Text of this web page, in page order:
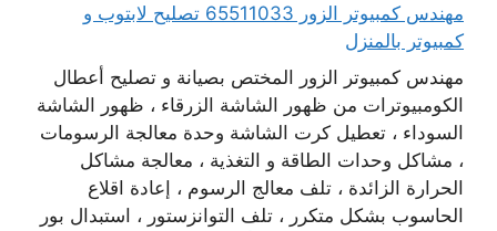
مهندس كمبيوتر الزور 65511033 تصليح لابتوب و
كمبيوتر بالمنزل
مهندس كمبيوتر الزور المختص بصيانة و تصليح أعطال
الكومبيوترات من ظهور الشاشة الزرقاء ، ظهور الشاشة
السوداء ، تعطيل كرت الشاشة وحدة معالجة الرسومات
، مشاكل وحدات الطاقة و التغذية ، معالجة مشاكل
الحرارة الزائدة ، تلف معالج الرسوم ، إعادة اقلاع
الحاسوب بشكل متكرر ، تلف التوانزستور ، استبدال بور